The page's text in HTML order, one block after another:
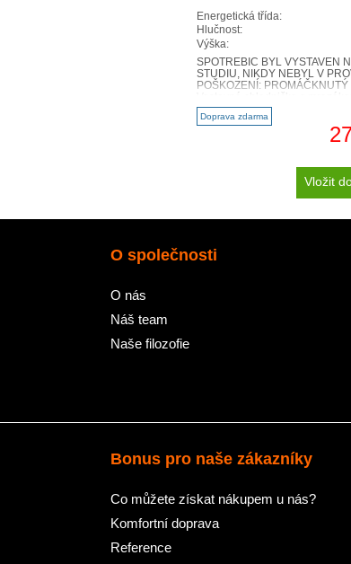
Energetická třída:
Hlučnost:
Výška:
SPOTŘEBIČ BYL VYSTAVEN
STUDIU, NIKDY NEBYL V
POŠKOZENÍ:
..
Doprava zdarma
Vložit
O společnosti
O nás
Náš team
Naše filozofie
Bonus pro naše zákazníky
Co můžete získat nákupem u nás?
Komfortní doprava
Reference